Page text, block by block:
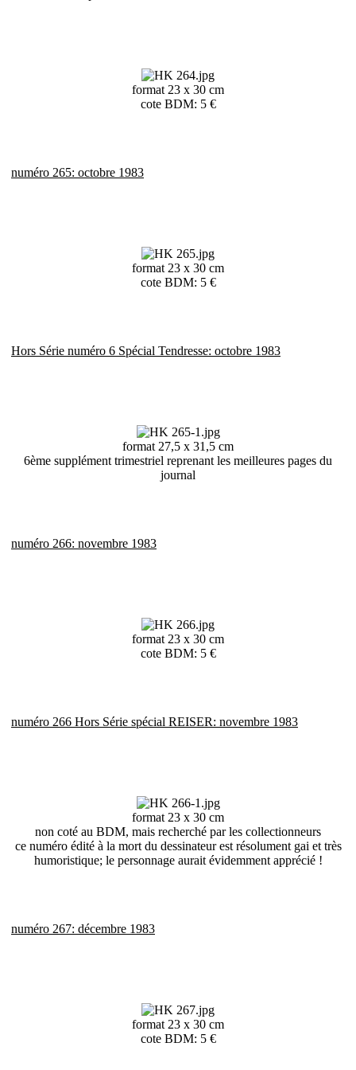
format 23 x 30 cm
cote BDM: 5 €
numéro 265: octobre 1983
format 23 x 30 cm
cote BDM: 5 €
Hors Série numéro 6 Spécial Tendresse: octobre 1983
format 27,5 x 31,5 cm
6ème supplément trimestriel reprenant les meilleures pages du
journal
numéro 266: novembre 1983
format 23 x 30 cm
cote BDM: 5 €
numéro 266 Hors Série spécial REISER: novembre 1983
format 23 x 30 cm
non coté au BDM, mais recherché par les collectionneurs
ce numéro édité à la mort du dessinateur est résolument gai et très
humoristique; le personnage aurait évidemment apprécié !
numéro 267: décembre 1983
format 23 x 30 cm
cote BDM: 5 €